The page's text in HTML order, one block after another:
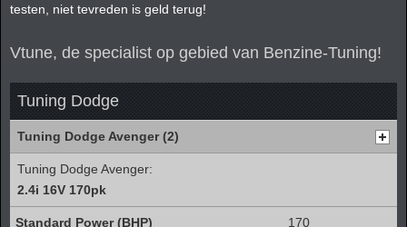
testen, niet tevreden is geld terug!
Vtune, de specialist op gebied van Benzine-Tuning!
Tuning Dodge
Tuning Dodge Avenger (2)
Tuning Dodge Avenger:
2.4i 16V 170pk
170